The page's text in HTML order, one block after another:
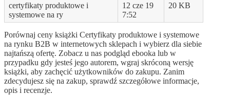
certyfikaty produktowe i
systemowe na ry
12 cze 19
7:52
20 KB
Porównaj ceny książki Certyfikaty produktowe i systemowe
na rynku B2B w internetowych sklepach i wybierz dla siebie
najtańszą ofertę. Zobacz u nas podgląd ebooka lub w
przypadku gdy jesteś jego autorem, wgraj skróconą wersję
książki, aby zachęcić użytkowników do zakupu. Zanim
zdecydujesz się na zakup, sprawdź szczegółowe informacje,
opis i recenzje.